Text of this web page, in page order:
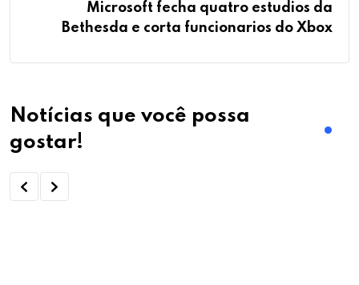
Microsoft fecha quatro estudios da
Bethesda e corta funcionarios do Xbox
Notícias que você possa
gostar!